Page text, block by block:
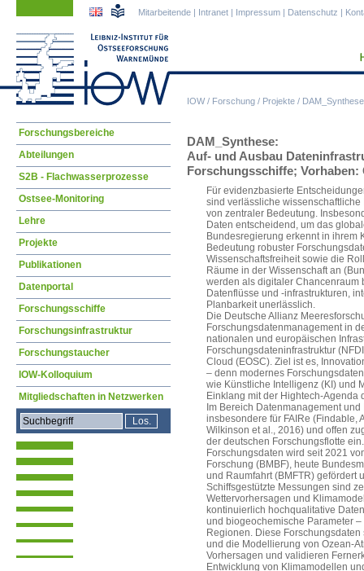
IOW/ Forschung / Projekte / DAM_Synthese
Mitarbeitende | Intranet | Impressum | Datenschutz |
DAM_Synthese:
Auf- und Ausbau
Forschungsschiffe; Vorhaben:
Für evidenzbasierte
sind verlässliche
von zentraler Bedeutung.
Daten entscheidend, um das
Bundesregierung erkennt in ihrem
Bedeutung robuster
Wissenschaftsfreiheit sowie die
Räume in der Wissenschaft an
werden als digitaler Chancenraum
Datenflüsse und -infrastrukturen,
Planbarkeit unerlässlich.
Die Deutsche Allianz
Forschungsdatenmanagement in
nationalen und europäischen
Forschungsdateninfrastruktur
Cloud (EOSC). Ziel ist es,
– denn modernes
wie Künstliche Intelligenz (KI) und
Einklang mit der Hightech-Agenda
Im Bereich Datenmanagement
insbesondere für FAIRe (Findable,
Wilkinson et al., 2016) und offen
der deutschen Forschungsflotte
Forschungsdaten wird seit 2021
Forschung (BMBF), heute
und Raumfahrt (BMFTR) gefördert
Schiffsgestützte Messungen sind
Wettervorhersagen und
kontinuierlich hochqualitative
und biogeochemische Parameter
Regionen. Diese
und die Modellierung von Ozean-
Vorhersagen und validieren
Entwicklung von Klimamodellen
Navigation
überspringen
Forschungsbereiche
Abteilungen
S2B - Flachwasserprozesse
Ostsee-Monitoring
Lehre
Projekte
Publikationen
Datenportal
Forschungsschiffe
Forschungsinfrastruktur
Forschungstaucher
IOW-Kolloquium
Mitgliedschaften in Netzwerken